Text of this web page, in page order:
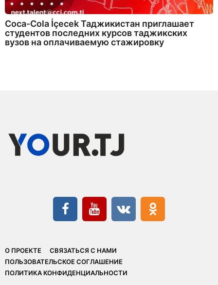
Coca-Cola İçecek Таджикистан приглашает
студентов последних курсов таджикских
вузов на оплачиваемую стажировку
О ПРОЕКТЕ
СВЯЗАТЬСЯ С НАМИ
ПОЛЬЗОВАТЕЛЬСКОЕ СОГЛАШЕНИЕ
ПОЛИТИКА КОНФИДЕНЦИАЛЬНОСТИ